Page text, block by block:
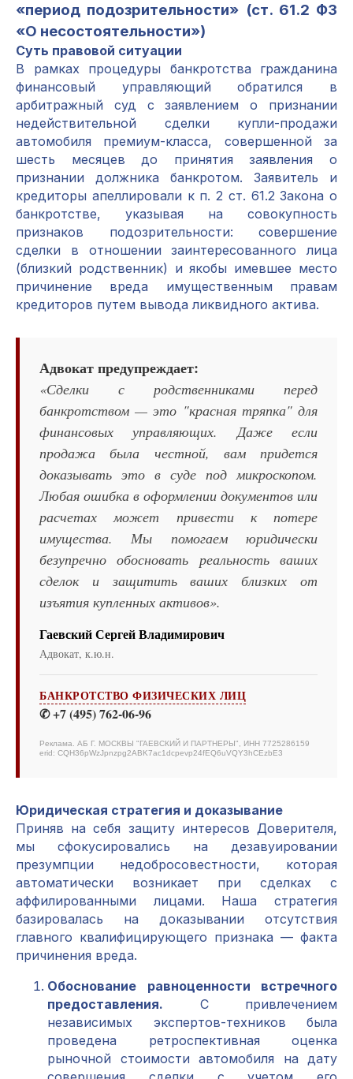
«период подозрительности» (ст. 61.2 ФЗ
«О несостоятельности»)
Суть правовой ситуации
В рамках процедуры банкротства гражданина
финансовый управляющий обратился в
арбитражный суд с заявлением о признании
недействительной сделки купли-продажи
автомобиля премиум-класса, совершенной за
шесть месяцев до принятия заявления о
признании должника банкротом. Заявитель и
кредиторы апеллировали к п. 2 ст. 61.2 Закона о
банкротстве, указывая на совокупность
признаков подозрительности: совершение
сделки в отношении заинтересованного лица
(близкий родственник) и якобы имевшее место
причинение вреда имущественным правам
кредиторов путем вывода ликвидного актива.
Адвокат предупреждает:
«Сделки с родственниками перед
банкротством — это "красная тряпка" для
финансовых управляющих. Даже если
продажа была честной, вам придется
доказывать это в суде под микроскопом.
Любая ошибка в оформлении документов или
расчетах может привести к потере
имущества. Мы помогаем юридически
безупречно обосновать реальность ваших
сделок и защитить ваших близких от
изъятия купленных активов».
Гаевский Сергей Владимирович
Адвокат, к.ю.н.
БАНКРОТСТВО ФИЗИЧЕСКИХ ЛИЦ
✆ +7 (495) 762-06-96
Реклама. АБ Г. МОСКВЫ "ГАЕВСКИЙ И ПАРТНЕРЫ", ИНН 7725286159
erid: CQH36pWzJpnzpg2ABK7ac1dcpevp24fEQ6uVQY3hCEzbE3
Юридическая стратегия и доказывание
Приняв на себя защиту интересов Доверителя,
мы сфокусировались на дезавуировании
презумпции недобросовестности, которая
автоматически возникает при сделках с
аффилированными лицами. Наша стратегия
базировалась на доказывании отсутствия
главного квалифицирующего признака — факта
причинения вреда.
Обоснование равноценности встречного
предоставления. С привлечением
независимых экспертов-техников была
проведена ретроспективная оценка
рыночной стоимости автомобиля на дату